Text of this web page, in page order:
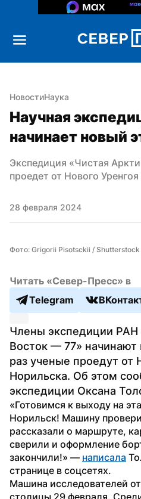
НовостиНаука
Научная
начинает новый
Экспедиция «Чистая
проедет от Нового
28 февраля 2024
Фото: Grigorii Pisotsckii / Shutterstock
Читать «Север-Пресс» в
Telegram
Члены экспедиции РАН
Восток — 77» начинают
раз ученые проедут от
Норильска. Об этом
экспедиции Оксана
«Готовимся к выходу на
Норильск! Машину
рассказали о маршруте,
сверили и оформление
закончили!» — написала
странице в соцсетях.
Машина исследователей
столицы 29 февраля.